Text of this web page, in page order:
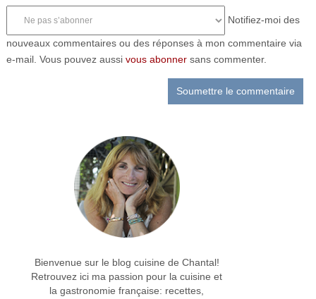
Notifiez-moi des
nouveaux commentaires ou des réponses à mon commentaire via
e-mail. Vous pouvez aussi vous abonnersans commenter.
Bienvenue sur le blog cuisine de Chantal!
Retrouvez ici ma passion pour la cuisine et
la gastronomie française: recettes,